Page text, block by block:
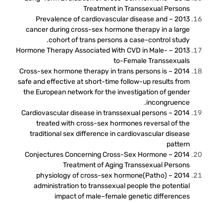
Treatment in Transsexual Persons
2013 – Prevalence of cardiovascular disease and
cancer during cross-sex hormone therapy in a large
cohort of trans persons a case-control study.
2013 – Hormone Therapy Associated With CVD in Male-
to-Female Transsexuals
2014 – Cross-sex hormone therapy in trans persons is
safe and effective at short-time follow-up results from
the European network for the investigation of gender
incongruence.
2014 – Cardiovascular disease in transsexual persons
treated with cross-sex hormones reversal of the
traditional sex difference in cardiovascular disease
pattern
2014 – Conjectures Concerning Cross-Sex Hormone
Treatment of Aging Transsexual Persons
2014 – (Patho)physiology of cross-sex hormone
administration to transsexual people the potential
impact of male–female genetic differences